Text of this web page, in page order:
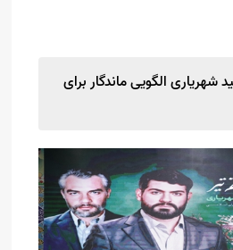
الگویی ماندگار برای